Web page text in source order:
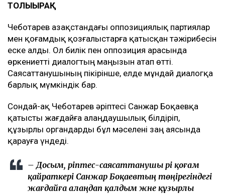
ТОЛЫҒЫРАҚ
Чеботарев Қазақстандағы оппозициялық партиялар
мен қоғамдық қозғалыстарға қатысқан тәжірибесін
еске алды. Ол билік пен оппозиция арасында
өркениетті диалогтың маңызын атап өтті.
Саясаттанушының пікірінше, елде мұндай диалогқа
барлық мүмкіндік бар.
Сондай-ақ Чеботарев әріптесі Санжар Боқаевқа
қатысты жағдайға алаңдаушылық білдіріп,
құзырлы органдарды бұл мәселені заң аясында
қарауға үндеді.
– Досым, әріптес-саясаттанушы әрі қоғам
қайраткері Санжар Боқаевтың төңірегіндегі
жағдайға алаңдап қалдым және құзырлы